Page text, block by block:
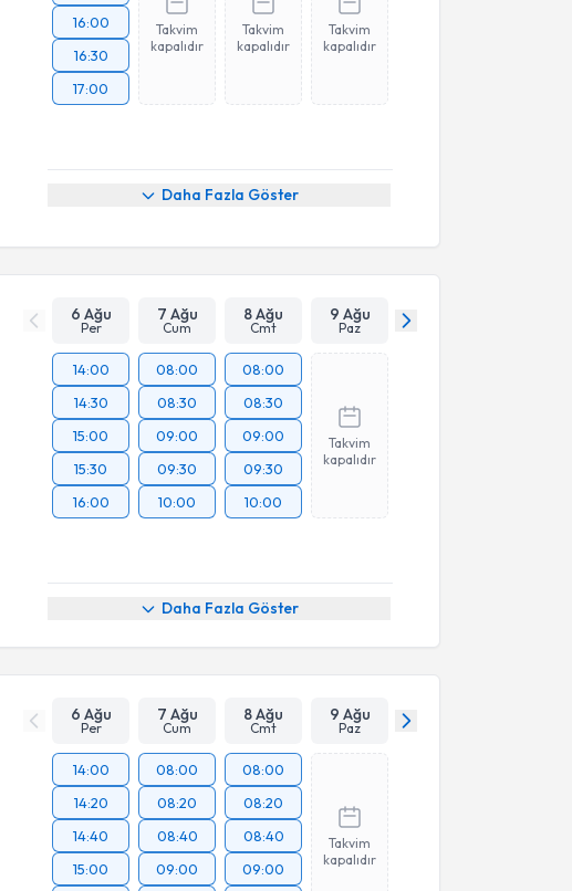
16:00
16:30
17:00
Takvim
kapalıdır
Takvim
kapalıdır
Takvim
kapalıdır
Daha Fazla Göster
6 Ağu
Per
7 Ağu
Cum
8 Ağu
Cmt
9 Ağu
Paz
14:00
14:30
15:00
15:30
16:00
08:00
08:30
09:00
09:30
10:00
08:00
08:30
09:00
09:30
10:00
Takvim
kapalıdır
Daha Fazla Göster
6 Ağu
Per
7 Ağu
Cum
8 Ağu
Cmt
9 Ağu
Paz
14:00
14:20
14:40
15:00
08:00
08:20
08:40
09:00
08:00
08:20
08:40
09:00
Takvim
kapalıdır